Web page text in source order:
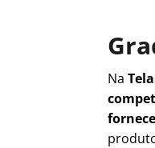
Na